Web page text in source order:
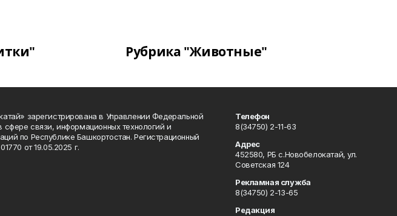
Рубрика "Животные"
зарегистрирована в Управлении Федеральной
сфере связи, информационных технологий и
по Республике Башкортостан. Регистрационный
от 19.05.2025 г.
Телефон
8(34750) 2-11-63
Адрес
452580, РБ с.Новобелокатай, ул.
Советская 124
Рекламная служба
8(34750) 2-13-65
Редакция